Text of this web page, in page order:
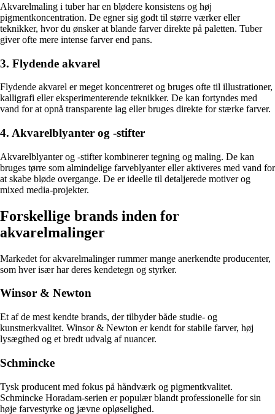
Akvarelmaling i tuber har en blødere konsistens og høj
pigmentkoncentration. De egner sig godt til større værker eller
teknikker, hvor du ønsker at blande farver direkte på paletten. Tuber
giver ofte mere intense farver end pans.
3. Flydende akvarel
Flydende akvarel er meget koncentreret og bruges ofte til illustrationer,
kalligrafi eller eksperimenterende teknikker. De kan fortyndes med
vand for at opnå transparente lag eller bruges direkte for stærke farver.
4. Akvarelblyanter og -stifter
Akvarelblyanter og -stifter kombinerer tegning og maling. De kan
bruges tørre som almindelige farveblyanter eller aktiveres med vand for
at skabe bløde overgange. De er ideelle til detaljerede motiver og
mixed media-projekter.
Forskellige brands inden for
akvarelmalinger
Markedet for akvarelmalinger rummer mange anerkendte producenter,
som hver især har deres kendetegn og styrker.
Winsor & Newton
Et af de mest kendte brands, der tilbyder både studie- og
kunstnerkvalitet. Winsor & Newton er kendt for stabile farver, høj
lysægthed og et bredt udvalg af nuancer.
Schmincke
Tysk producent med fokus på håndværk og pigmentkvalitet.
Schmincke Horadam-serien er populær blandt professionelle for sin
høje farvestyrke og jævne opløselighed.